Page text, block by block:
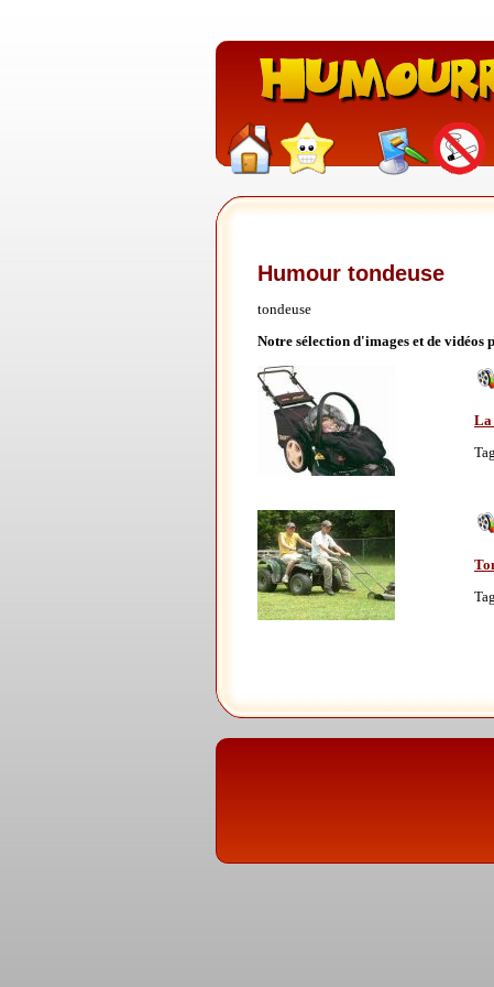
Humour tondeuse
tondeuse
Notre sélection d'images et de vidéos
La